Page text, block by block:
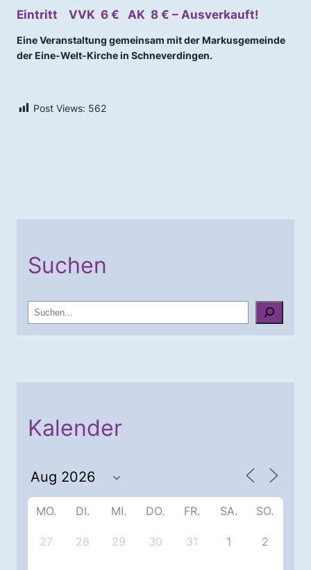
Eintritt VVK 6 € AK 8 € – Ausverkauft!
Eine Veranstaltung gemeinsam mit der Markusgemeinde
der Eine-Welt-Kirche in Schneverdingen.
Post Views: 562
Suchen
u
Kalender
MO. DI. MI. DO. FR. SA. SO.
27 28 29 30 31 1 2